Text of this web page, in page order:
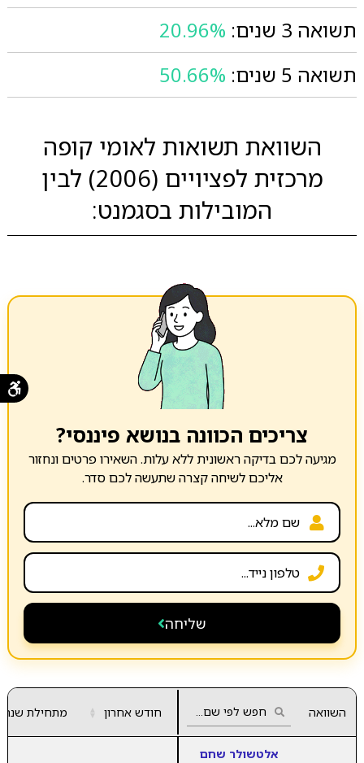
תשואה 3 שנים:
20.96%
תשואה 5 שנים:
50.66%
השוואת תשואות לאומי קופה
מרכזית לפציויים (2006) לבין
המובילות בסגמנט:
צריכים הכוונה בנושא פיננסי?
מגיעה לכם בדיקה ראשונית ללא עלות. השאירו פרטים ונחזור
אליכם לשיחה קצרה שתעשה לכם סדר.
שליחה
השוואה חודש אחרון ▲
▼ מתחילת שנה
אלטשולר שחם